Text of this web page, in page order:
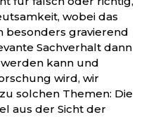
wobei das
besonders gravierend
Sachverhalt dann
kann und
wird, wir
solchen Themen: Die
aus der Sicht der